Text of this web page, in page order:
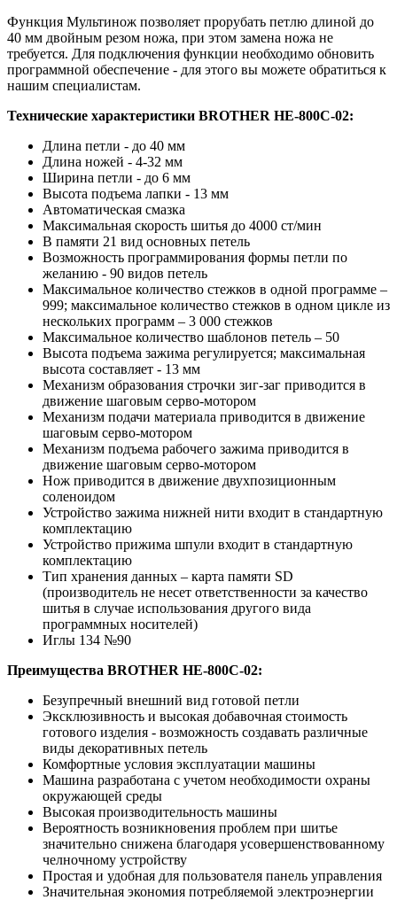
Функция Мультинож позволяет прорубать петлю длиной до
40 мм двойным резом ножа, при этом замена ножа не
требуется. Для подключения функции необходимо обновить
программной обеспечение - для этого вы можете обратиться к
нашим специалистам.
Технические характеристики BROTHER HE-800C-02:
Длина петли - до 40 мм
Длина ножей - 4-32 мм
Ширина петли - до 6 мм
Высота подъема лапки - 13 мм
Автоматическая смазка
Максимальная скорость шитья до 4000 ст/мин
В памяти 21 вид основных петель
Возможность программирования формы петли по
желанию - 90 видов петель
Максимальное количество стежков в одной программе –
999; максимальное количество стежков в одном цикле из
нескольких программ – 3 000 стежков
Максимальное количество шаблонов петель – 50
Высота подъема зажима регулируется; максимальная
высота составляет - 13 мм
Механизм образования строчки зиг-заг приводится в
движение шаговым серво-мотором
Механизм подачи материала приводится в движение
шаговым серво-мотором
Механизм подъема рабочего зажима приводится в
движение шаговым серво-мотором
Нож приводится в движение двухпозиционным
соленоидом
Устройство зажима нижней нити входит в стандартную
комплектацию
Устройство прижима шпули входит в стандартную
комплектацию
Тип хранения данных – карта памяти SD
(производитель не несет ответственности за качество
шитья в случае использования другого вида
программных носителей)
Иглы 134 №90
Преимущества BROTHER HE-800C-02:
Безупречный внешний вид готовой петли
Эксклюзивность и высокая добавочная стоимость
готового изделия - возможность создавать различные
виды декоративных петель
Комфортные условия эксплуатации машины
Машина разработана с учетом необходимости охраны
окружающей среды
Высокая производительность машины
Вероятность возникновения проблем при шитье
значительно снижена благодаря усовершенствованному
челночному устройству
Простая и удобная для пользователя панель управления
Значительная экономия потребляемой электроэнергии